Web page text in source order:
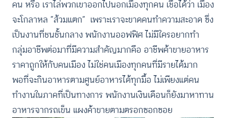
คน หรือ เราไล่พวกเขาออกไปนอกเมืองทุกคน เชื่อได้ว่า เมือง
จะโกลาหล “ส้วมแตก” เพราะเราจะขาดคนทำความสะอาด ซึ่ง
เป็นงานที่ชนชั้นกลาง พนักงานออฟฟิศ ไม่มีใครอยากทำ
กลุ่มอาชีพต่อมาที่มีความสำคัญมากคือ อาชีพค้าขายอาหาร
ราคาถูกให้กับคนเมือง ไม่ใช่คนเมืองทุกคนที่มีรายได้มาก
พอที่จะกินอาหารตามศูนย์อาหารได้ทุกมื้อ ไม่เพียงแต่คน
ทำงานในภาคที่เป็นทางการ พนักงานเงินเดือนก็ยังมาหาทาน
อาหารจากรถเข็น แผงค้าขายตามตรอกซอกซอย